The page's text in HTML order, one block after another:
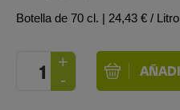
Botella de 70 cl. | 24,43 € / Litro